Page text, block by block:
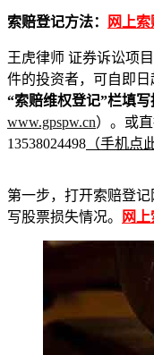
索赔登记方法： 网上
王虎律师 证券诉讼项目
件的投资者，可自即日
“索赔维权登记”栏填
www.gpspw.cn）。或
13538024498 （手机点
第一步，打开索赔登
写股票损失情况。
网